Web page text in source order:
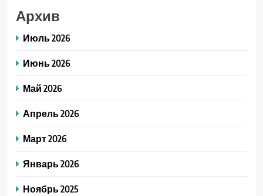
Архив
Июль 2026
Июнь 2026
Май 2026
Апрель 2026
Март 2026
Январь 2026
Ноябрь 2025